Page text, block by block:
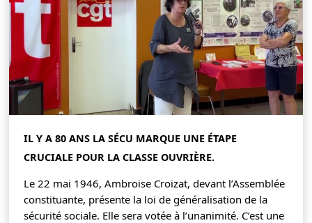
IL Y A 80 ANS LA SÉCU MARQUE UNE ÉTAPE
CRUCIALE POUR LA CLASSE OUVRIÈRE.
Le 22 mai 1946, Ambroise Croizat, devant l’Assemblée
constituante, présente la loi de généralisation de la
sécurité sociale. Elle sera votée à l’unanimité. C’est une